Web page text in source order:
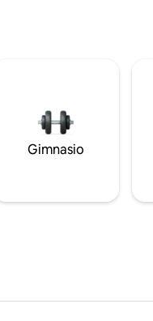
Gimnasio